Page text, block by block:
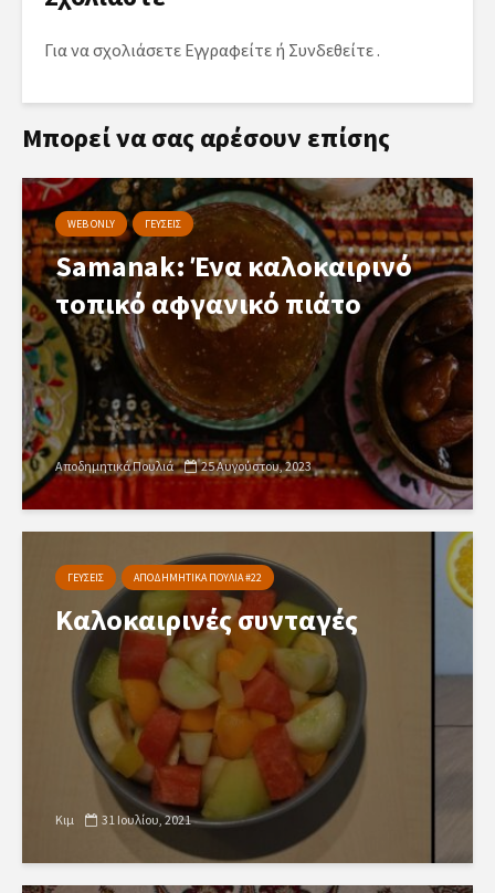
Για να σχολιάσετε Εγγραφείτε ή Συνδεθείτε .
Μπορεί να σας αρέσουν επίσης
WEB ONLY ΓΕΥΣΕΙΣ
Samanak: Ένα καλοκαιρινό
τοπικό αφγανικό πιάτο
Αποδημητικά Πουλιά 25 Αυγούστου, 2023
ΓΕΥΣΕΙΣ ΑΠΟΔΗΜΗΤΙΚΑ ΠΟΥΛΙΑ #22
Καλοκαιρινές συνταγές
Κιμ 31 Ιουλίου, 2021